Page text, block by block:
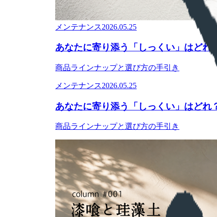
メンテナンス2026.05.25
あなたに寄り添う「しっくい」はどれ
商品ラインナップと選び方の手引き
メンテナンス2026.05.25
あなたに寄り添う「しっくい」はどれ
商品ラインナップと選び方の手引き